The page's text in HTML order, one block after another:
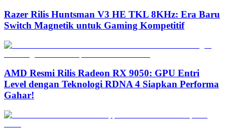
Razer Rilis Huntsman V3 HE TKL 8KHz: Era Baru
Switch Magnetik untuk Gaming Kompetitif
AMD Resmi Rilis Radeon RX 9050: GPU Entri
Level dengan Teknologi RDNA 4 Siapkan Performa
Gahar!